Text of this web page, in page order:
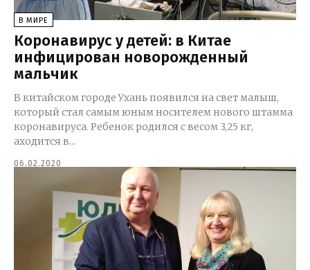
В МИРЕ
Коронавирус у детей: в Китае
инфицирован новорожденный
мальчик
В китайском городе Ухань появился на свет малыш,
который стал самым юным носителем нового штамма
коронавируса. Ребенок родился с весом 3,25 кг,
аходится в...
06.02.2020